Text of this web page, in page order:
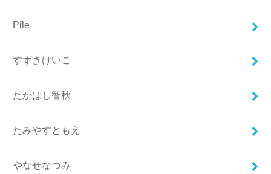
Pile
すずきけいこ
たかはし智秋
たみやすともえ
やなせなつみ